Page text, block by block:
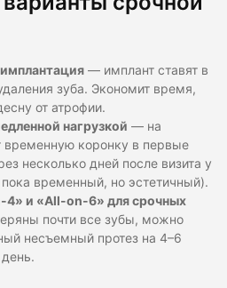
— имплант ставят в
зуба. Экономит время,
от атрофии.
нагрузкой — на
временную коронку в первые
несколько дней после визита у
пока временный, но эстетичный).
и «All-on-6» для срочных
почти все зубы, можно
несъемный протез на 4–6